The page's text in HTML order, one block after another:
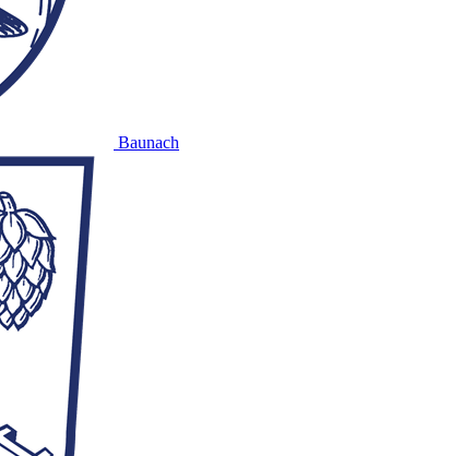
Baunach